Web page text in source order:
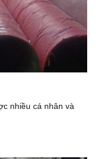
nhiều cá nhân và